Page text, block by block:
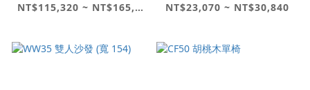
NT$115,320 ~ NT$165,300 NT$23,070 ~ NT$30,840